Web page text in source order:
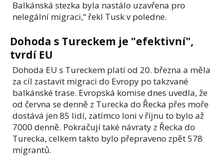
Balkánská stezka byla nastálo uzavřena pro
nelegální migraci,“ řekl Tusk v poledne.
Dohoda s Tureckem je "efektivní",
tvrdí EU
Dohoda EU s Tureckem platí od 20. března a měla
za cíl zastavit migraci do Evropy po takzvané
balkánské trase. Evropská komise dnes uvedla, že
od června se denně z Turecka do Řecka přes moře
dostává jen 85 lidí, zatímco loni v říjnu to bylo až
7000 denně. Pokračují také návraty z Řecka do
Turecka, celkem takto bylo přepraveno zpět 578
migrantů.